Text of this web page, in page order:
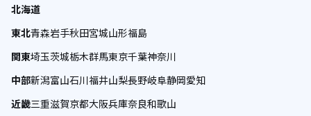
北海道
東北青森岩手秋田宮城山形福島
関東埼玉茨城栃木群馬東京千葉神奈川
中部新潟富山石川福井山梨長野岐阜静岡愛知
近畿三重滋賀京都大阪兵庫奈良和歌山